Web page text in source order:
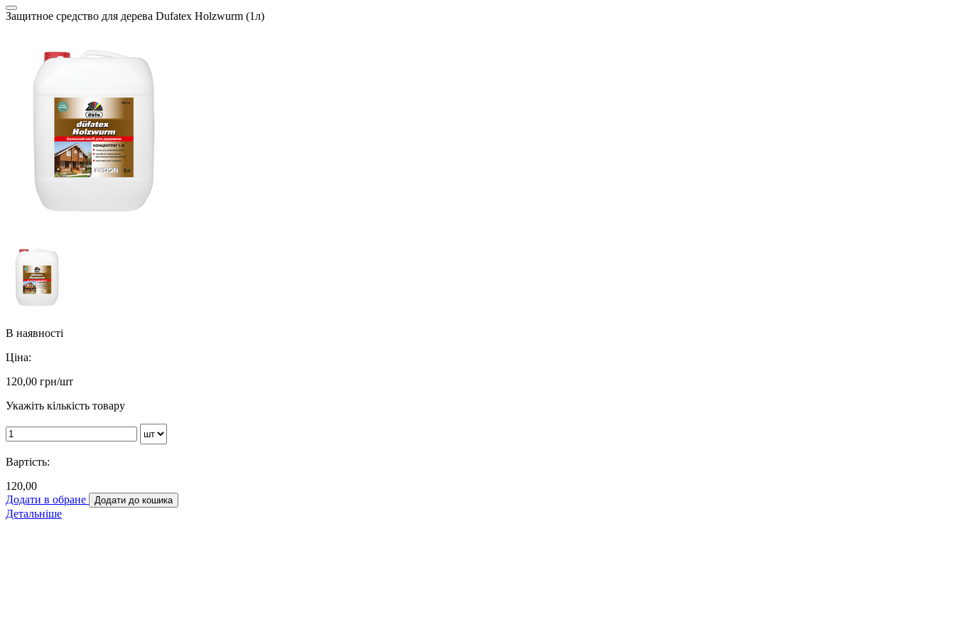
Защитное средство для дерева Dufatex Holzwurm (1л)
В наявності
Ціна:
120,00 грн/шт
Укажіть кількість товару
Вартість:
120,00
Додати в обране
Додати до кошика
Детальніше